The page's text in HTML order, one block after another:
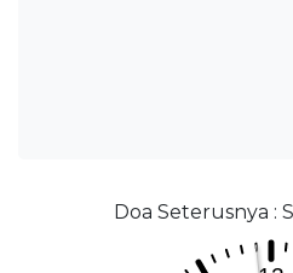
Doa Seterusnya :